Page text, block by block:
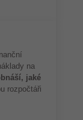
na
jaké
rozpočtáři